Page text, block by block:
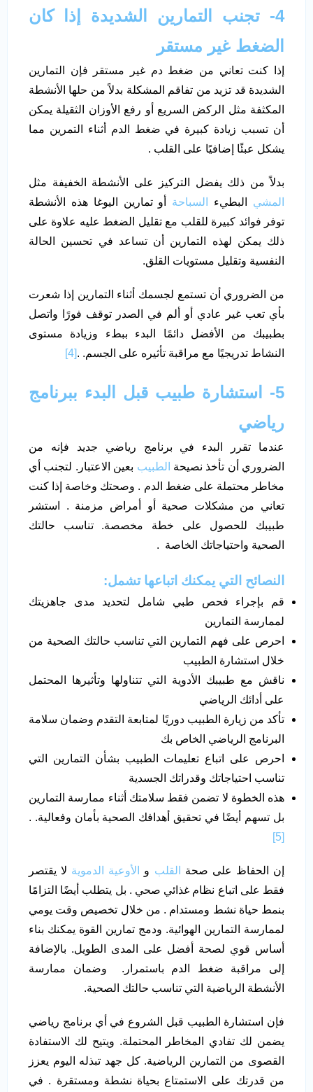
4- تجنب التمارين الشديدة إذا كان
الضغط غير مستقر
إذا كنت تعاني من ضغط دم غير مستقر فإن التمارين
الشديدة قد تزيد من تفاقم المشكلة بدلاً من حلها الأنشطة
المكثفة مثل الركض السريع أو رفع الأوزان الثقيلة يمكن
أن تسبب زيادة كبيرة في ضغط الدم أثناء التمرين مما
يشكل عبئًا إضافيًا على القلب .
بدلاً من ذلك يفضل التركيز على الأنشطة الخفيفة مثل
المشي البطيء السباحة أو تمارين اليوغا هذه الأنشطة
توفر فوائد كبيرة للقلب مع تقليل الضغط عليه علاوة على
ذلك يمكن لهذه التمارين أن تساعد في تحسين الحالة
النفسية وتقليل مستويات القلق.
من الضروري أن تستمع لجسمك أثناء التمارين إذا شعرت
بأي تعب غير عادي أو ألم في الصدر توقف فورًا واتصل
بطبيبك من الأفضل دائمًا البدء ببطء وزيادة مستوى
النشاط تدريجيًا مع مراقبة تأثيره على الجسم. .[4]
5- استشارة طبيب قبل البدء ببرنامج
رياضي
عندما تقرر البدء في برنامج رياضي جديد فإنه من
الضروري أن تأخذ نصيحة الطبيب بعين الاعتبار. لتجنب أي
مخاطر محتملة على ضغط الدم . وصحتك وخاصة إذا كنت
تعاني من مشكلات صحية أو أمراض مزمنة . استشر
طبيبك للحصول على خطة مخصصة. تناسب حالتك
الصحية واحتياجاتك الخاصة .
النصائح التي يمكنك اتباعها تشمل:
قم بإجراء فحص طبي شامل لتحديد مدى جاهزيتك
لممارسة التمارين
احرص على فهم التمارين التي تناسب حالتك الصحية من
خلال استشارة الطبيب
ناقش مع طبيبك الأدوية التي تتناولها وتأثيرها المحتمل
على أدائك الرياضي
تأكد من زيارة الطبيب دوريًا لمتابعة التقدم وضمان سلامة
البرنامج الرياضي الخاص بك
احرص على اتباع تعليمات الطبيب بشأن التمارين التي
تناسب احتياجاتك وقدراتك الجسدية
هذه الخطوة لا تضمن فقط سلامتك أثناء ممارسة التمارين
بل تسهم أيضًا في تحقيق أهدافك الصحية بأمان وفعالية. .
[5]
إن الحفاظ على صحة القلب و الأوعية الدموية لا يقتصر
فقط على اتباع نظام غذائي صحي . بل يتطلب أيضًا التزامًا
بنمط حياة نشط ومستدام . من خلال تخصيص وقت يومي
لممارسة التمارين الهوائية. ودمج تمارين القوة يمكنك بناء
أساس قوي لصحة أفضل على المدى الطويل. بالإضافة
إلى مراقبة ضغط الدم باستمرار. وضمان ممارسة
الأنشطة الرياضية التي تناسب حالتك الصحية.
فإن استشارة الطبيب قبل الشروع في أي برنامج رياضي
يضمن لك تفادي المخاطر المحتملة. ويتيح لك الاستفادة
القصوى من التمارين الرياضية. كل جهد تبذله اليوم يعزز
من قدرتك على الاستمتاع بحياة نشطة ومستقرة . في